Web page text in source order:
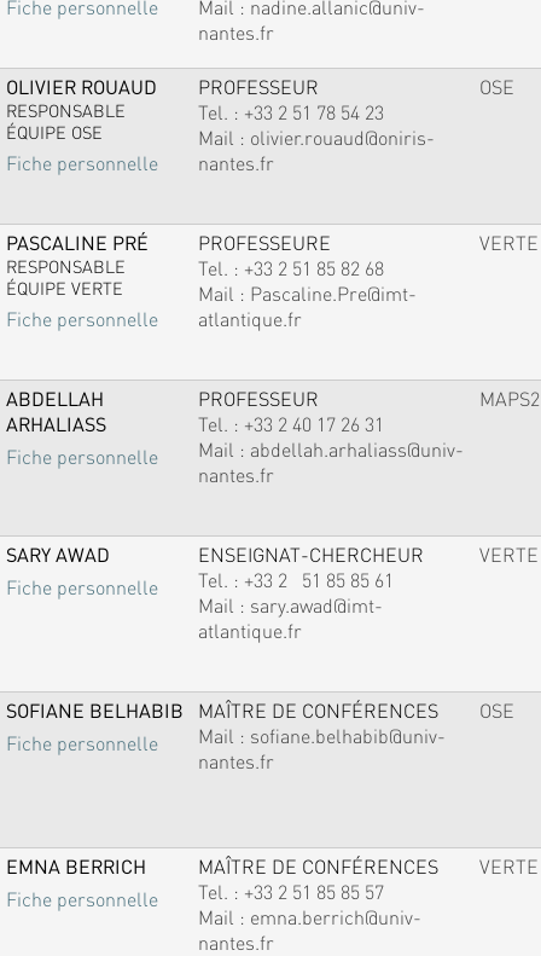
Fiche personnelle
Mail : nadine.allanic@univ-
nantes.fr
OLIVIER ROUAUD
RESPONSABLE
ÉQUIPE OSE
Fiche personnelle
PROFESSEUR
Tel. : +33 2 51 78 54 23
Mail : olivier.rouaud@oniris-
nantes.fr
OSE
PASCALINE PRÉ
RESPONSABLE
ÉQUIPE VERTE
Fiche personnelle
PROFESSEURE
Tel. : +33 2 51 85 82 68
Mail : Pascaline.Pre@imt-
atlantique.fr
VERTE
ABDELLAH
ARHALIASS
Fiche personnelle
PROFESSEUR
Tel. : +33 2 40 17 26 31
Mail : abdellah.arhaliass@univ-
nantes.fr
MAPS2
SARY AWAD
Fiche personnelle
ENSEIGNAT-CHERCHEUR
Tel. : +33 2 51 85 85 61
Mail : sary.awad@imt-
atlantique.fr
VERTE
SOFIANE BELHABIB
Fiche personnelle
MAÎTRE DE CONFÉRENCES
Mail : sofiane.belhabib@univ-
nantes.fr
OSE
EMNA BERRICH
Fiche personnelle
MAÎTRE DE CONFÉRENCES
Tel. : +33 2 51 85 85 57
Mail : emna.berrich@univ-
nantes.fr
VERTE